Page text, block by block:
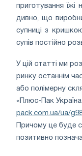
приготування
дивно, що
супниці з
супів постійно
У цій статті ми
ринку останнім
або полімерну
«Плюс-Пак
pack.com.ua/ua/
Причому це буде
позитивно